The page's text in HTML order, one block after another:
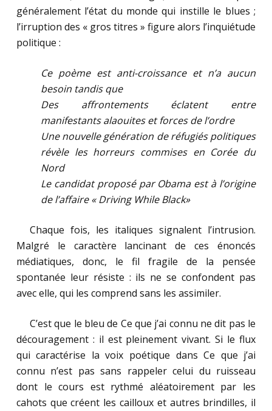
généralement l’état du monde qui instille le blues ;
l’irruption des « gros titres » figure alors l’inquiétude
politique :
Ce poème est anti-croissance et n’a aucun
besoin tandis que
Des affrontements éclatent entre
manifestants alaouites et forces de l’ordre
Une nouvelle génération de réfugiés politiques
révèle les horreurs commises en Corée du
Nord
Le candidat proposé par Obama est à l’origine
de l’affaire « Driving While Black»
Chaque fois, les italiques signalent l’intrusion.
Malgré le caractère lancinant de ces énoncés
médiatiques, donc, le fil fragile de la pensée
spontanée leur résiste : ils ne se confondent pas
avec elle, qui les comprend sans les assimiler.
C’est que le bleu de Ce que j’ai connu ne dit pas le
découragement : il est pleinement vivant. Si le flux
qui caractérise la voix poétique dans Ce que j’ai
connu n’est pas sans rappeler celui du ruisseau
dont le cours est rythmé aléatoirement par les
cahots que créent les cailloux et autres brindilles, il